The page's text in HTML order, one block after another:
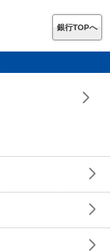
銀行TOPへ